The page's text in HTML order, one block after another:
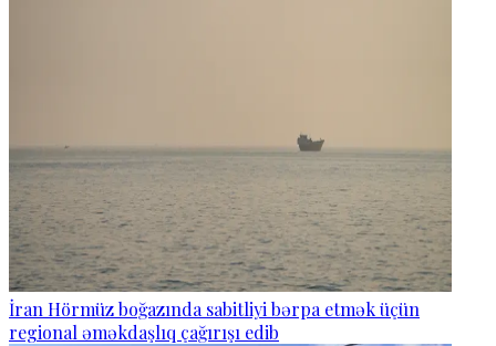
İran Hörmüz boğazında sabitliyi bərpa etmək üçün
regional əməkdaşlıq çağırışı edib